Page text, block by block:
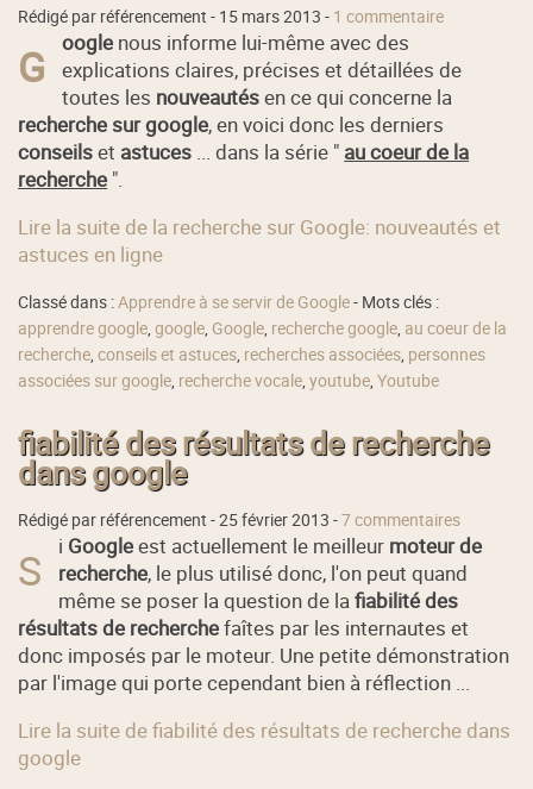
Rédigé par référencement - 15 mars 2013 - 1 commentaire
G oogle nous informe lui-même avec des
explications claires, précises et détaillées de
toutes les nouveautésen ce qui concerne la
recherche sur google, en voici donc les derniers
conseilset astuces ... dans la série " au coeur de la
recherche ".
Lire la suite de la recherche sur Google: nouveautés et
astuces en ligne
Classé dans :Apprendre à se servir de Google- Mots clés :
apprendre google,google, Google, recherche google, au coeur de la
recherche,conseils et astuces, recherches associées, personnes
associées sur google, recherche vocale,youtube,Youtube
fiabilité des résultats de recherche
dans google
Rédigé par référencement -25 février 2013 -7 commentaires
S i Googleest actuellement le meilleur moteur de
recherche, le plus utilisé donc, l'on peut quand
même se poser la question de lafiabilité des
résultats de recherchefaîtes par les internautes et
donc imposés par le moteur. Une petite démonstration
par l'image qui porte cependant bien à réflection ...
Lire la suite de fiabilité des résultats de recherche dans
google